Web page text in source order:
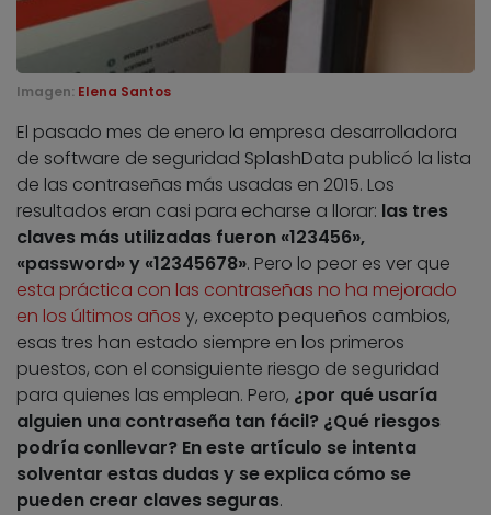
Imagen: Elena Santos
El pasado mes de enero la empresa desarrolladora
de software de seguridad SplashData publicó la lista
de las contraseñas más usadas en 2015. Los
resultados eran casi para echarse a llorar: las tres
claves más utilizadas fueron «123456»,
«password» y «12345678». Pero lo peor es ver que
esta práctica con las contraseñas no ha mejorado
en los últimos años y, excepto pequeños cambios,
esas tres han estado siempre en los primeros
puestos, con el consiguiente riesgo de seguridad
para quienes las emplean. Pero, ¿por qué usaría
alguien una contraseña tan fácil? ¿Qué riesgos
podría conllevar? En este artículo se intenta
solventar estas dudas y se explica cómo se
pueden crear claves seguras.